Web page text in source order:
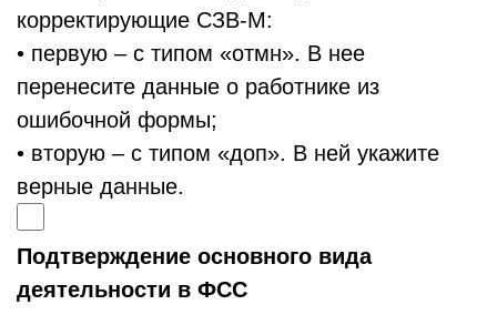
корректирующие СЗВ-М:
• первую – с типом «отмн». В нее
перенесите данные о работнике из
ошибочной формы;
• вторую – с типом «доп». В ней укажите
верные данные.
Подтверждение основного вида
деятельности в ФСС